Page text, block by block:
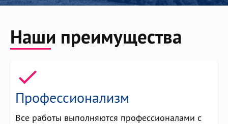
Наши преимущества
Профессионализм
Все работы выполняются профессионалами с